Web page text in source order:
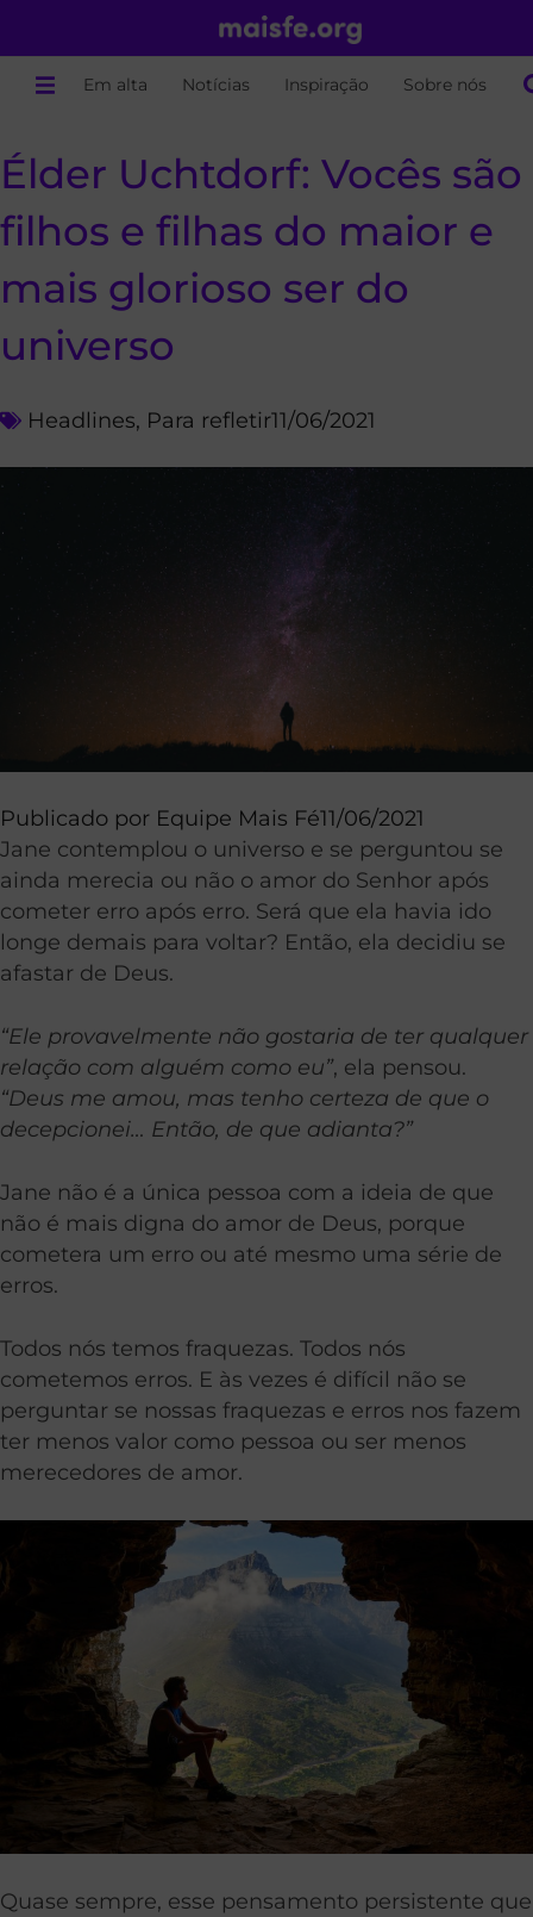
Em alta Notícias Inspiração Sobre nós
Élder Uchtdorf: Vocês são
filhos e filhas do maior e
mais glorioso ser do
universo
Headlines, Para refletir11/06/2021
Publicado por Equipe Mais Fé11/06/2021
Jane contemplou o universo e se perguntou se
ainda merecia ou não o amor do Senhor após
cometer erro após erro. Será que ela havia ido
longe demais para voltar? Então, ela decidiu se
afastar de Deus.
“Ele provavelmente não gostaria de ter qualquer
relação com alguém como eu”, ela pensou.
“Deus me amou, mas tenho certeza de que o
decepcionei… Então, de que adianta?”
Jane não é a única pessoa com a ideia de que
não é mais digna do amor de Deus, porque
cometera um erro ou até mesmo uma série de
erros.
Todos nós temos fraquezas. Todos nós
cometemos erros. E às vezes é difícil não se
perguntar se nossas fraquezas e erros nos fazem
ter menos valor como pessoa ou ser menos
merecedores de amor.
Quase sempre, esse pensamento persistente que